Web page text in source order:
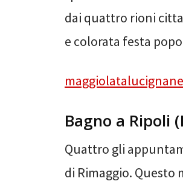
dai quattro rioni
e colorata festa
Bagno a Ripoli
Quattro gli
di Rimaggio. Questo